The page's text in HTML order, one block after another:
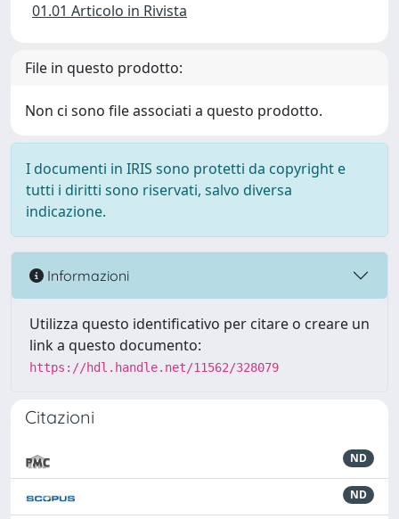
01.01 Articolo in Rivista
File in questo prodotto:
Non ci sono file associati a questo prodotto.
I documenti in IRIS sono protetti da copyright e
tutti i diritti sono riservati, salvo diversa
indicazione.
Informazioni
Utilizza questo identificativo per citare o creare un
link a questo documento:
https://hdl.handle.net/11562/328079
Citazioni
ND
ND